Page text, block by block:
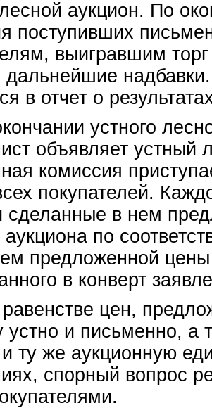
аукцион. По
поступивших
выигравшим
дальнейшие
в отчет о
устного
объявляет устный
комиссия
покупателей.
сделанные в нем
аукциона по
предложенной
в конверт
цен,
устно и письменно, а
ту же аукционную
спорный вопрос